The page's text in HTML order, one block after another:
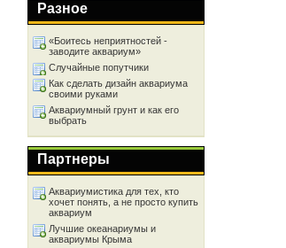
Разное
«Боитесь неприятностей -
заводите аквариум»
Случайные попутчики
Как сделать дизайн аквариума
своими руками
Аквариумный грунт и как его
выбрать
Партнеры
Аквариумистика для тех, кто
хочет понять, а не просто купить
аквариум
Лучшие океанариумы и
аквариумы Крыма